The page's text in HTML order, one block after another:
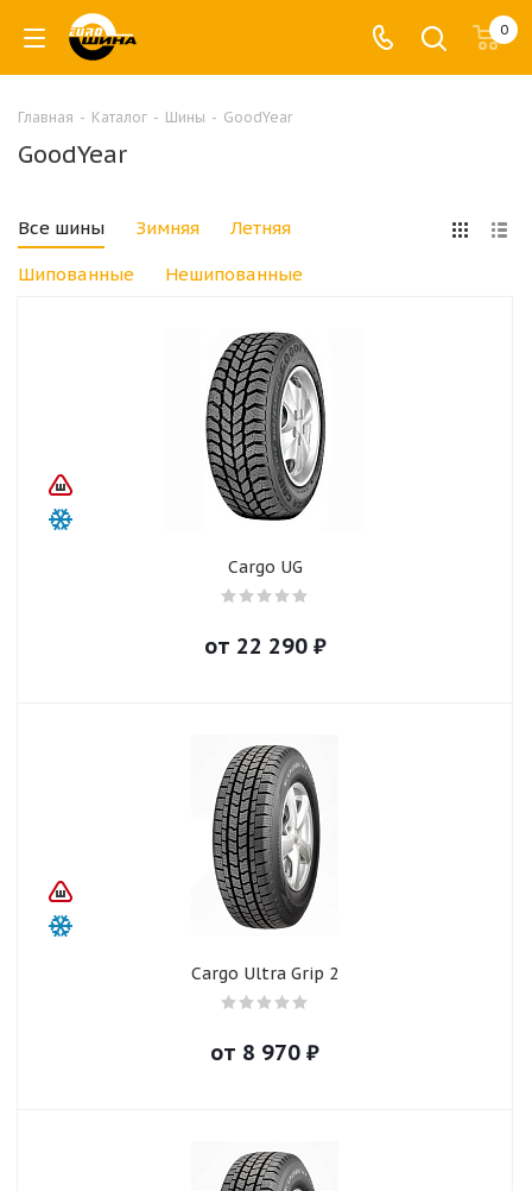
0
Главная - Каталог - Шины - GoodYear
GoodYear
Все шины Зимняя Летняя
Шипованные Нешипованные
Cargo UG
от 22 290₽
Cargo Ultra Grip 2
от 8 970 ₽